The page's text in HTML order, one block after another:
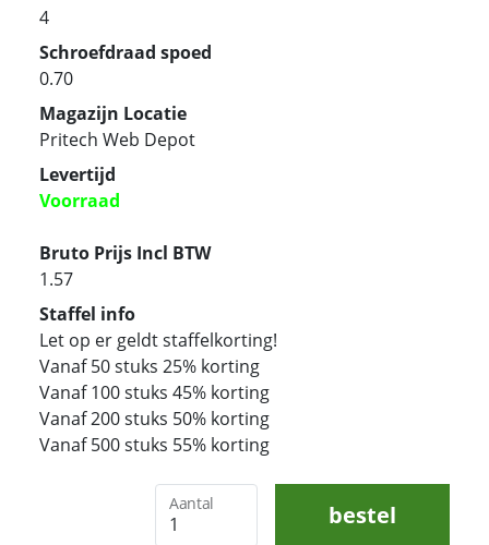
4
Schroefdraad spoed
0.70
Magazijn Locatie
Pritech Web Depot
Levertijd
Voorraad
Bruto Prijs Incl BTW
1.57
Staffel info
Let op er geldt staffelkorting!
Vanaf 50 stuks 25% korting
Vanaf 100 stuks 45% korting
Vanaf 200 stuks 50% korting
Vanaf 500 stuks 55% korting
Aantal bestel